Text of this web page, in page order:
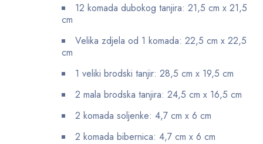
12 komada dubokog tanjira: 21,5 cm x 21,5
cm
Velika zdjela od 1 komada: 22,5 cm x 22,5
cm
1 veliki brodski tanjir: 28,5 cm x 19,5 cm
2 mala brodska tanjira: 24,5 cm x 16,5 cm
2 komada soljenke: 4,7 cm x 6 cm
2 komada bibernica: 4,7 cm x 6 cm